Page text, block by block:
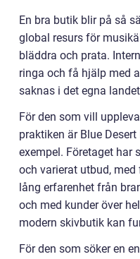
En bra butik blir på så
global resurs för
bläddra och prata.
ringa och få hjälp med
saknas i det egna
För den som vill
praktiken är Blue
exempel. Företaget har
och varierat utbud,
lång erfarenhet från
och med kunder över
modern skivbutik kan
För den som söker en